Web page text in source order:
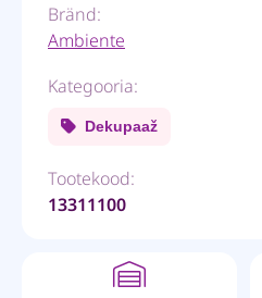
Bränd:
Ambiente
Kategooria:
Dekupaaž
Tootekood:
13311100